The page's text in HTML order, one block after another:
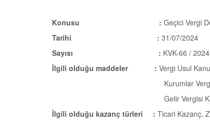
Konusu : Geçici Vergi
Tarihi : 31/07/2024
Sayısı : KVK-66 /
İlgili olduğu maddeler : Vergi Usul
Kurumlar Vergisi
Gelir Vergisi Kanunu
İlgili olduğu kazanç türleri : Ticari Kazanç,